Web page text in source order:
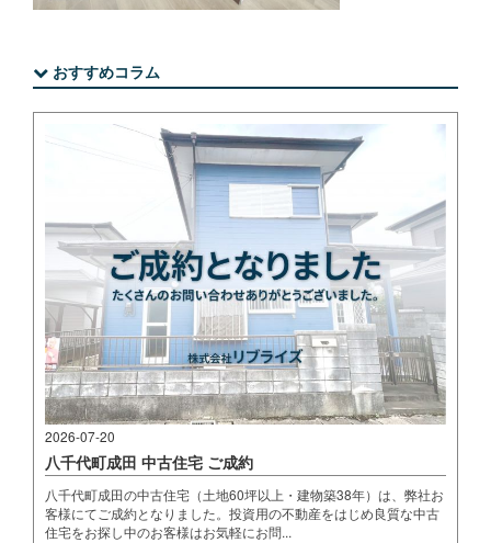
おすすめコラム
2026-07-20
八千代町成田 中古住宅 ご成約
八千代町成田の中古住宅（土地60坪以上・建物築38年）は、弊社お
客様にてご成約となりました。投資用の不動産をはじめ良質な中古
住宅をお探し中のお客様はお気軽にお問...